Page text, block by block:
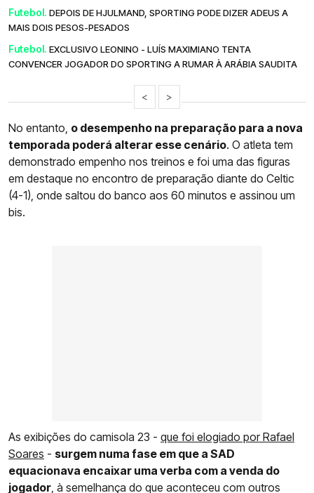
Futebol. DEPOIS DE HJULMAND, SPORTING PODE DIZER ADEUS A
MAIS DOIS PESOS-PESADOS
Futebol. EXCLUSIVO LEONINO - LUÍS MAXIMIANO TENTA
CONVENCER JOGADOR DO SPORTING A RUMAR À ARÁBIA SAUDITA
< >
No entanto, o desempenho na preparação para a nova
temporada poderá alterar esse cenário. O atleta tem
demonstrado empenho nos treinos e foi uma das figuras
em destaque no encontro de preparação diante do Celtic
(4-1), onde saltou do banco aos 60 minutos e assinou um
bis.
As exibições do camisola 23 - que foi elogiado por Rafael
Soares - surgem numa fase em que a SAD
equacionava encaixar uma verba com a venda do
jogador , à semelhança do que aconteceu com outros